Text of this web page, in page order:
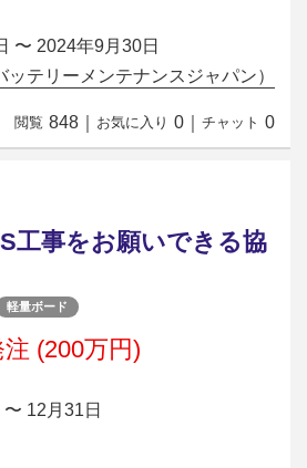
〜 2024年9月30日
ッテリーメンテナンスジャパン）
閲覧 848 お気に入り 0 チャット 0
工事をお願いできる協
軽量ボード
(200万円)
12月31日